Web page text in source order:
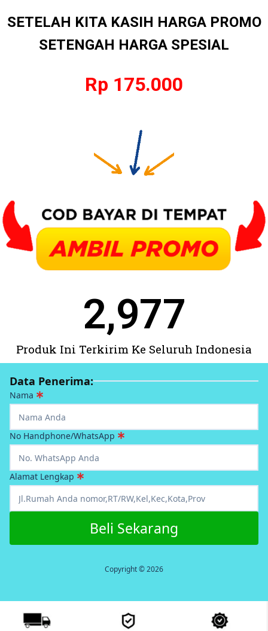
SETELAH KITA KASIH HARGA PROMO
SETENGAH HARGA SPESIAL
Rp 175.000
Produk Ini Terkirim Ke Seluruh Indonesia
2,977
Data Penerima:
Nama
No Handphone/WhatsApp
Alamat Lengkap
Beli Sekarang
Copyright © 2026